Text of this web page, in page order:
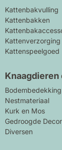
Kattenbakvulling
Kattenbakken
Kattenverzorging
Kattenspeelgoed
Knaagdieren
Bodembedekking
Nestmateriaal
Kurk en Mos
Gedroogde
Diversen